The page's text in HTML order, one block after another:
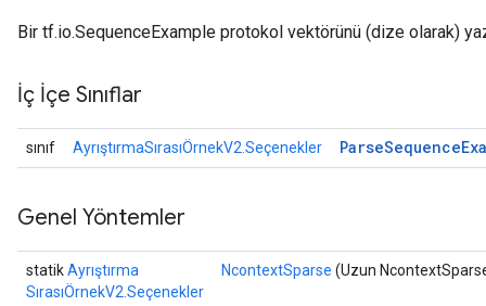
Bir tf.io.SequenceExample protokol vektörünü (dize olarak)
İç İçe Sınıflar
sınıf AyrıştırmaSırasıÖrnekV2.Seçenekler ParseSequence
Genel Yöntemler
statikAyrıştırma
SırasıÖrnekV2.Seçenekler
NcontextSparse (Uzun